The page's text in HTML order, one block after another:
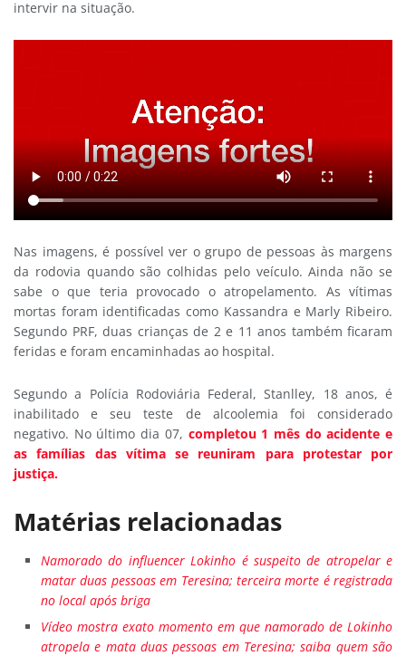
intervir na situação.
Nas imagens, é possível ver o grupo de pessoas às margens
da rodovia quando são colhidas pelo veículo. Ainda não se
sabe o que teria provocado o atropelamento. As vítimas
mortas foram identificadas como Kassandra e Marly Ribeiro.
Segundo PRF, duas crianças de 2 e 11 anos também ficaram
feridas e foram encaminhadas ao hospital.
Segundo a Polícia Rodoviária Federal, Stanlley, 18 anos, é
inabilitado e seu teste de alcoolemia foi considerado
negativo. No último dia 07, completou 1 mês do acidente e
as famílias das vítima se reuniram para protestar por
justiça.
Matérias relacionadas
Namorado do influencer Lokinho é suspeito de atropelar e
matar duas pessoas em Teresina; terceira morte é registrada
no local após briga
Vídeo mostra exato momento em que namorado de Lokinho
atropela e mata duas pessoas em Teresina; saiba quem são